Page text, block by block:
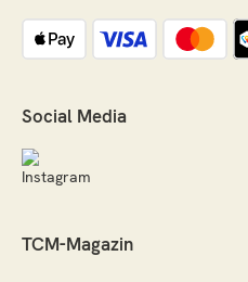
Social Media
TCM-Magazin